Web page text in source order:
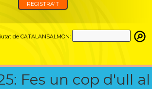
REGISTRA'T
de CATALANSALMON:
Fes un cop d'ull al